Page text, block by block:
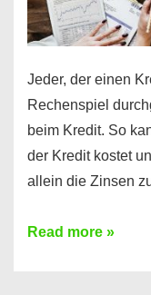
Jeder, der einen
Rechenspiel
beim Kredit. So
der Kredit kostet
allein die Zinsen
Ganz
Read more »